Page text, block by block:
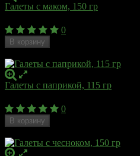
Галеты с маком, 150 гр
0
В корзину
Галеты с паприкой, 115 гр
0
В корзину